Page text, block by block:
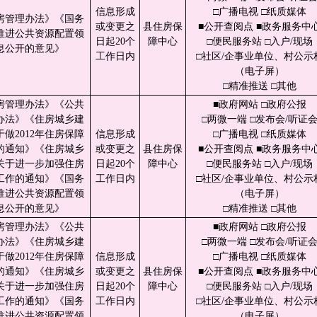
管理办法》《国务
进公共资源配置领
开的意见》
信息形成
或变更之
日起20个
工作日内
县住房保
障中心
□广播电视 □纸质媒体
■公开查阅点 ■政务服务中
□便民服务站 □入户/现场
□社区/企事业单位、村公示
（电子屏）
□精准推送 □其他
管理办法》《公共
法》《住房城乡建
做2012年住房保障
通知》《住房城乡
于进一步加强住房
作的通知》《国务
进公共资源配置领
开的意见》
信息形成
或变更之
日起20个
工作日内
县住房保
障中心
■政府网站 □政府公报
□两微一端 □发布会/听证会
□广播电视 □纸质媒体
■公开查阅点 ■政务服务中
□便民服务站 □入户/现场
□社区/企事业单位、村公示
（电子屏）
□精准推送 □其他
管理办法》《公共
法》《住房城乡建
做2012年住房保障
通知》《住房城乡
于进一步加强住房
作的通知》《国务
信息形成
或变更之
日起20个
工作日内
县住房保
障中心
■政府网站 □政府公报
□两微一端 □发布会/听证会
□广播电视 □纸质媒体
■公开查阅点 ■政务服务中
□便民服务站 □入户/现场
□社区/企事业单位、村公示